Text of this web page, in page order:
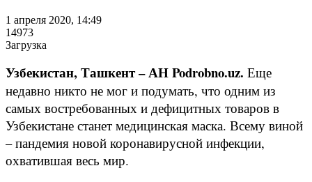
1 апреля 2020, 14:49
14973
Загрузка
Узбекистан, Ташкент – АН Podrobno.uz. Еще
недавно никто не мог и подумать, что одним из
самых востребованных и дефицитных товаров в
Узбекистане станет медицинская маска. Всему виной
– пандемия новой коронавирусной инфекции,
охватившая весь мир.